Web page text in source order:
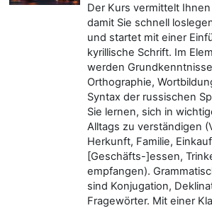
Der Kurs vermittelt
damit Sie schnell
und startet mit einer
kyrillische Schrift. Im
werden
Orthographie,
Syntax der russischen
Sie lernen, sich in
Alltags zu verständigen
Herkunft, Familie,
[Geschäfts-]essen,
empfangen).
sind Konjugation,
Fragewörter. Mit einer